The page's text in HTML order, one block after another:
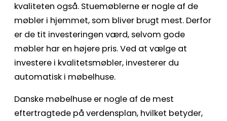
kvaliteten også. Stuemøblerne er nogle af de
møbler i hjemmet, som bliver brugt mest. Derfor
er de tit investeringen værd, selvom gode
møbler har en højere pris. Ved at vælge at
investere i kvalitetsmøbler, investerer du
automatisk i møbelhuse.
Danske møbelhuse er nogle af de mest
eftertragtede på verdensplan, hvilket betyder,